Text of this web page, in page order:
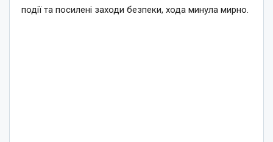
події та посилені заходи безпеки, хода минула мирно.